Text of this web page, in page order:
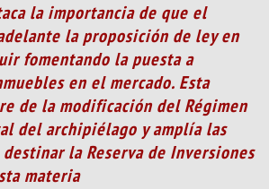
la importancia de que el
la proposición de ley en
fomentando la puesta a
en el mercado. Esta
de la modificación del Régimen
del archipiélago y amplía las
la Reserva de Inversiones
materia